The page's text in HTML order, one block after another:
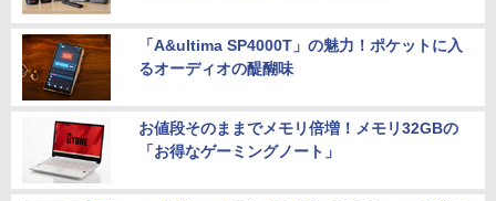
「A&ultima SP4000T」の魅力！ポケットに入
るオーディオの醍醐味
お値段そのままでメモリ倍増！メモリ32GBの
「お得なゲーミングノート」